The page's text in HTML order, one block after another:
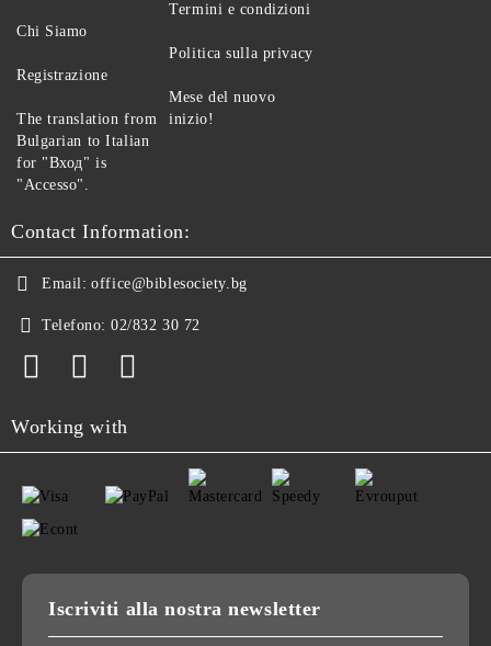
Chi Siamo
Registrazione
The translation from
Bulgarian to Italian
for "Вход" is
"Accesso".
Termini e condizioni
Politica sulla privacy
Mese del nuovo
inizio!
Contact Information:
Email: office@biblesociety.bg
Telefono: 02/832 30 72
Working with
Iscriviti alla nostra newsletter